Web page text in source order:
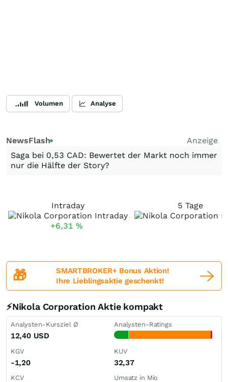
Volumen Analyse
NewsFlash
Anzeige
Saga bei 0,53 CAD: Bewertet der Markt noch immer
nur die Hälfte der Story?
Intraday
+6,31 %
5 Tage
🎁
SMARTBROKER+ Bonus Aktion!
Ihre Lieblingsaktie geschenkt!
⚡Nikola Corporation Aktie kompakt
Analysten-Kursziel Ø
12,40 USD
Analysten-Ratings
KGV
-1,20
KUV
32,37
KCV Umsatz in Mio